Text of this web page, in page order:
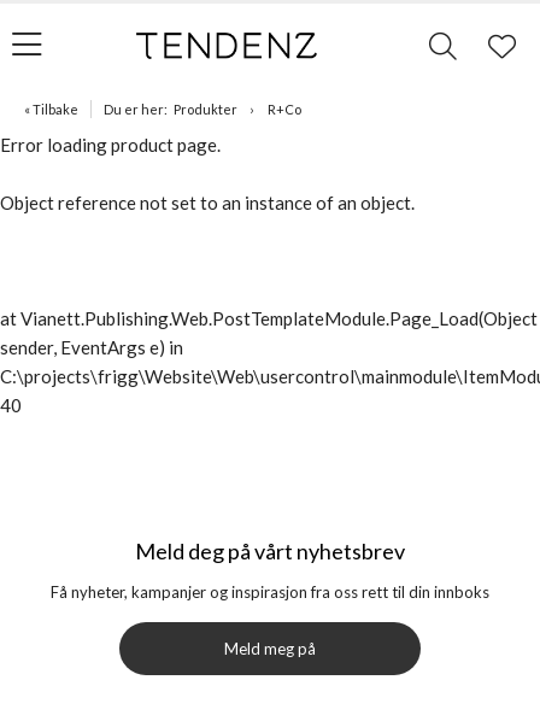
« Tilbake Du er her: Produkter R+Co
Error loading product page.
Object reference not set to an instance of an object.
at Vianett.Publishing.Web.PostTemplateModule.Page_Load(Object
sender, EventArgs e) in
40
Meld deg på vårt nyhetsbrev
Få nyheter, kampanjer og inspirasjon fra oss rett til din innboks
Meld meg på